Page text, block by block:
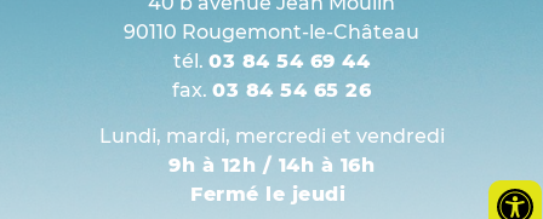
90110 Rougemont-le-Château
tél. 03 84 54 69 44
fax. 03 84 54 65 26
Lundi, mardi, mercredi et vendredi
9h à 12h / 14h à 16h
Fermé le jeudi